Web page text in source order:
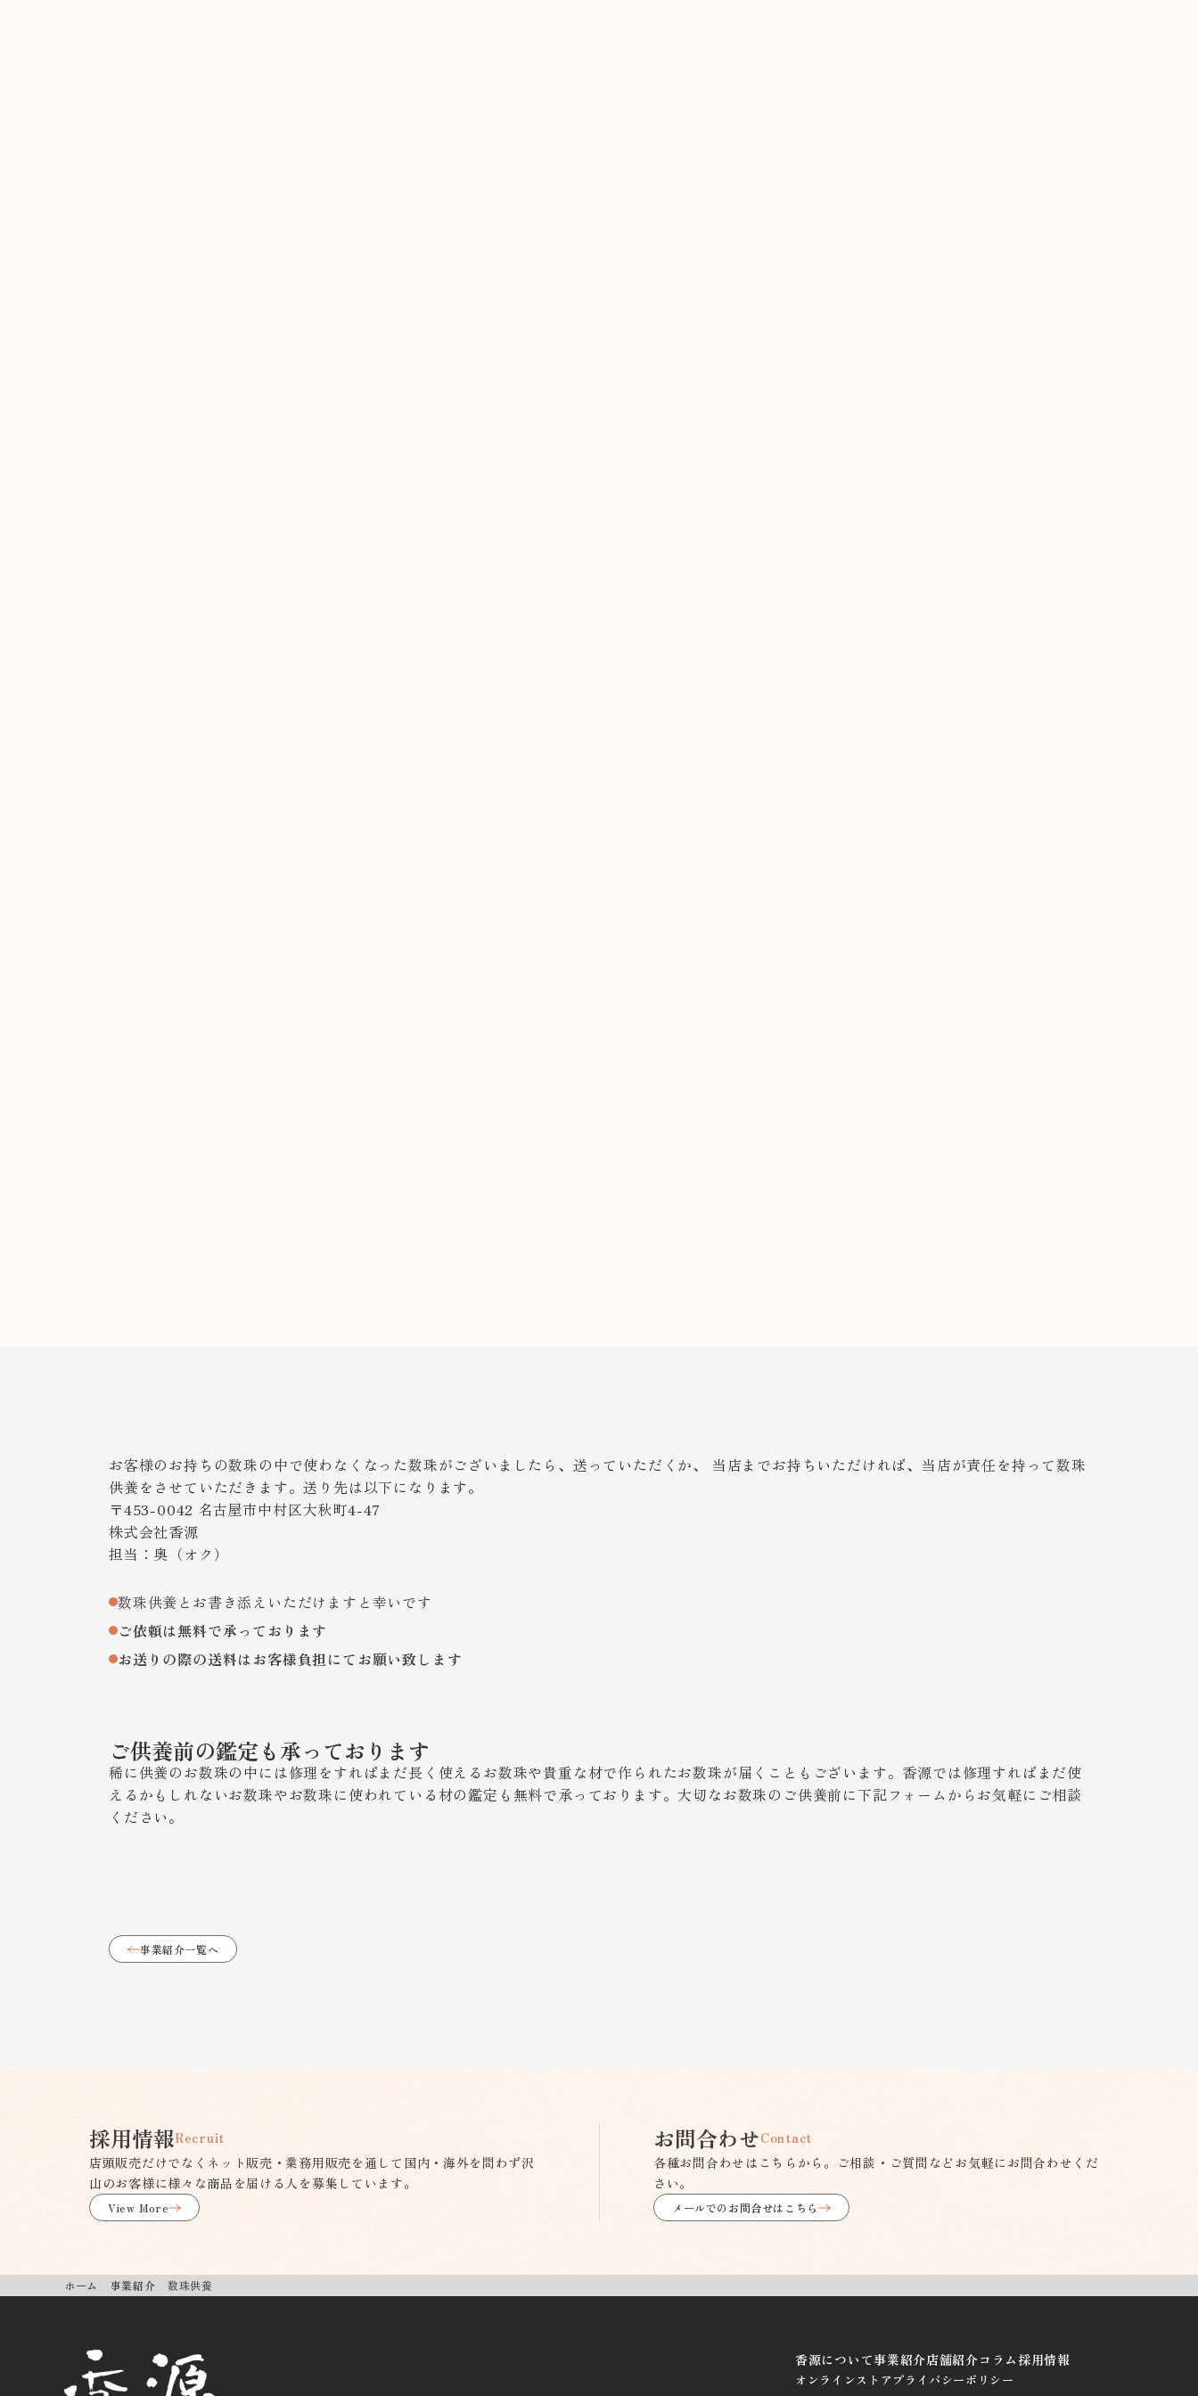
お客様のお持ちの数珠の中で使わなくなった数珠がございましたら、送っていただくか、 当店までお持ちいただければ、当店が責任を持って数珠
供養をさせていただきます。送り先は以下になります。
〒453-0042 名古屋市中村区大秋町4-47
株式会社香源
担当：奥（オク）
数珠供養とお書き添えいただけますと幸いです
ご依頼は無料で承っております
お送りの際の送料はお客様負担にてお願い致します
ご供養前の鑑定も承っております
稀に供養のお数珠の中には修理をすればまだ長く使えるお数珠や貴重な材で作られたお数珠が届くこともございます。香源では修理すればまだ使
えるかもしれないお数珠やお数珠に使われている材の鑑定も無料で承っております。大切なお数珠のご供養前に下記フォームからお気軽にご相談
ください。
事業紹介一覧へ
採用情報Recruit
店頭販売だけでなくネット販売・業務用販売を通して国内・海外を問わず沢
山のお客様に様々な商品を届ける人を募集しています。
View More
お問合わせContact
各種お問合わせはこちらから。ご相談・ご質問などお気軽にお問合わせくだ
さい。
メールでのお問合せはこちら
ホーム 事業紹介 数珠供養
香源について事業紹介店舗紹介コラム 採用情報
オンラインストアプライバシーポリシー